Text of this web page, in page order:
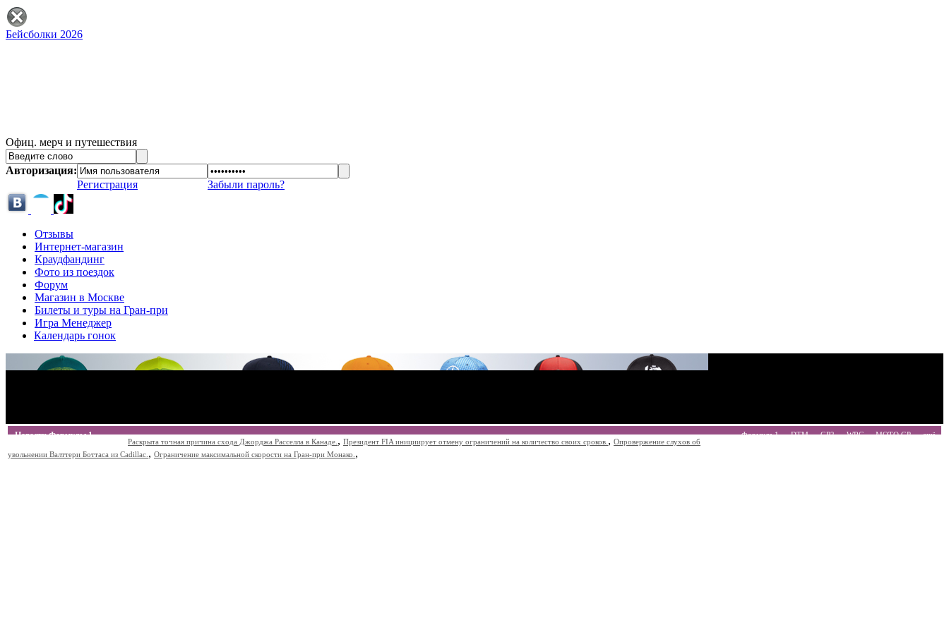
Бейсболки 2026
Офиц. мерч и путешествия
Авторизация:
Регистрация
Забыли пароль?
Отзывы
Интернет-магазин
Краудфандинг
Фото из поездок
Форум
Магазин в Москве
Билеты и туры на Гран-при
Игра Менеджер
Календарь гонок
Новости Формулы 1 Формула 1 DTM GP2 WRC MOTO GP
ещё
Раскрыта точная причина схода Джорджа Расселла в Канаде. , Президент FIA инициирует отмену ограничений на количество своих сроков. , Опровержение слухов об
увольнении Валттери Боттаса из Cadillac. , Ограничение максимальной скорости на Гран-при Монако. ,